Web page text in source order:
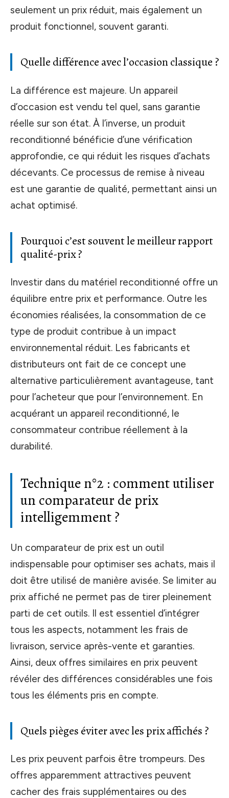
seulement un prix réduit, mais également un
produit fonctionnel, souvent garanti.
Quelle différence avec l’occasion classique ?
La différence est majeure. Un appareil
d’occasion est vendu tel quel, sans garantie
réelle sur son état. À l’inverse, un produit
reconditionné bénéficie d’une vérification
approfondie, ce qui réduit les risques d’achats
décevants. Ce processus de remise à niveau
est une garantie de qualité, permettant ainsi un
achat optimisé.
Pourquoi c’est souvent le meilleur rapport
qualité-prix ?
Investir dans du matériel reconditionné offre un
équilibre entre prix et performance. Outre les
économies réalisées, la consommation de ce
type de produit contribue à un impact
environnemental réduit. Les fabricants et
distributeurs ont fait de ce concept une
alternative particulièrement avantageuse, tant
pour l’acheteur que pour l’environnement. En
acquérant un appareil reconditionné, le
consommateur contribue réellement à la
durabilité.
Technique n°2 : comment utiliser
un comparateur de prix
intelligemment ?
Un comparateur de prix est un outil
indispensable pour optimiser ses achats, mais il
doit être utilisé de manière avisée. Se limiter au
prix affiché ne permet pas de tirer pleinement
parti de cet outils. Il est essentiel d’intégrer
tous les aspects, notamment les frais de
livraison, service après-vente et garanties.
Ainsi, deux offres similaires en prix peuvent
révéler des différences considérables une fois
tous les éléments pris en compte.
Quels pièges éviter avec les prix affichés ?
Les prix peuvent parfois être trompeurs. Des
offres apparemment attractives peuvent
cacher des frais supplémentaires ou des